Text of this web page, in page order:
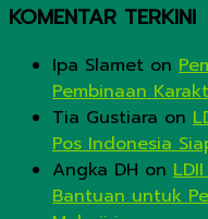
KOMENTAR TERKINI
Ipa Slamet on
Pembinaan
Tia Gustiara on
Pos Indonesia
Angka DH on
Bantuan untuk